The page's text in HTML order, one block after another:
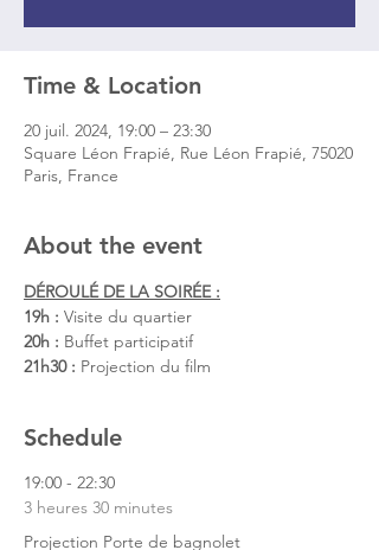
Time & Location
20 juil. 2024, 19:00 – 23:30
Square Léon Frapié, Rue Léon Frapié, 75020
Paris, France
About the event
DÉROULÉ DE LA SOIRÉE :
19h : Visite du quartier
20h : Buffet participatif
21h30 : Projection du film
Schedule
19:00 - 22:30
3 heures 30 minutes
Projection Porte de bagnolet